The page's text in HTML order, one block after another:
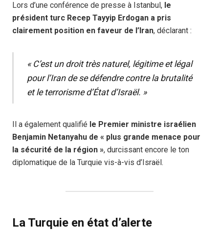
Lors d’une conférence de presse à Istanbul, le
président turc Recep Tayyip Erdogan a pris
clairement position en faveur de l’Iran, déclarant :
« C’est un droit très naturel, légitime et légal
pour l’Iran de se défendre contre la brutalité
et le terrorisme d’État d’Israël. »
Il a également qualifié le Premier ministre israélien
Benjamin Netanyahu de « plus grande menace pour
la sécurité de la région », durcissant encore le ton
diplomatique de la Turquie vis-à-vis d’Israël.
La Turquie en état d’alerte